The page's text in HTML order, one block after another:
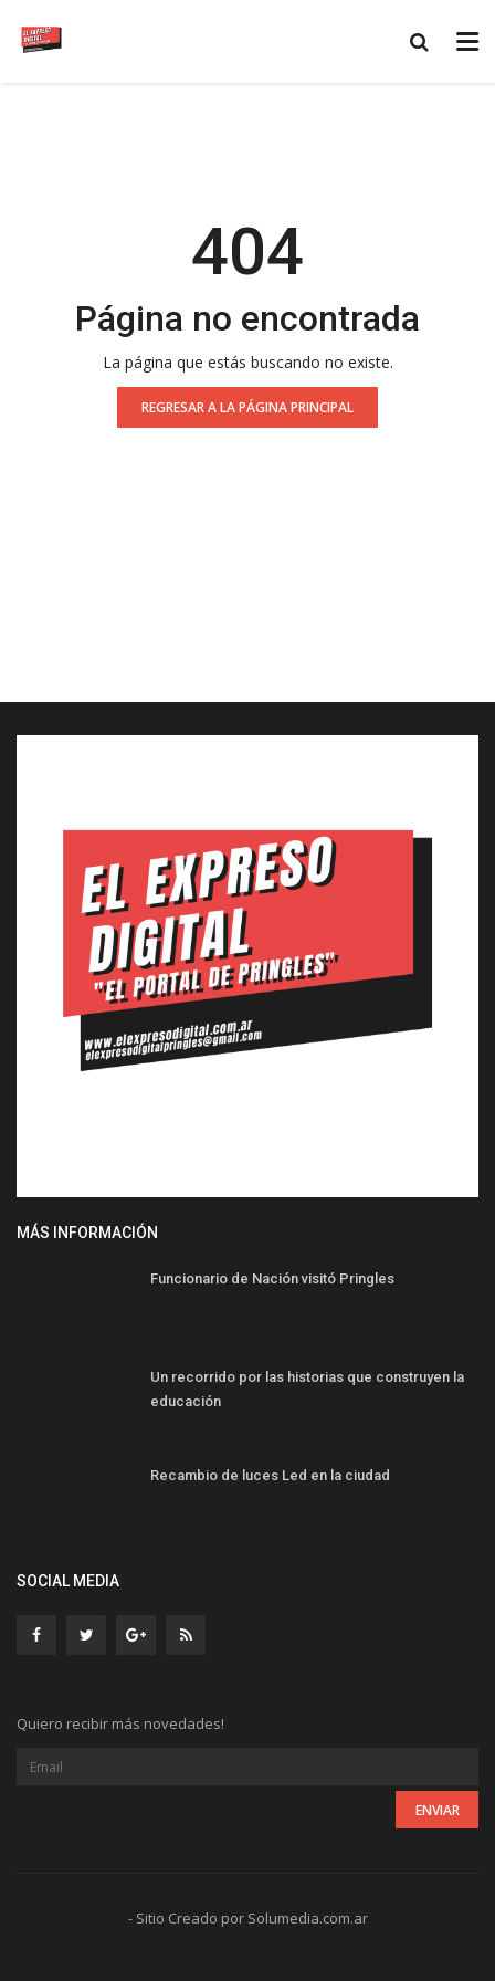
404
Página no encontrada
La página que estás buscando no existe.
REGRESAR A LA PÁGINA PRINCIPAL
MÁS INFORMACIÓN
Funcionario de Nación visitó Pringles
Un recorrido por las historias que construyen la
educación
Recambio de luces Led en la ciudad
SOCIAL MEDIA
Quiero recibir más novedades!
- Sitio Creado por Solumedia.com.ar